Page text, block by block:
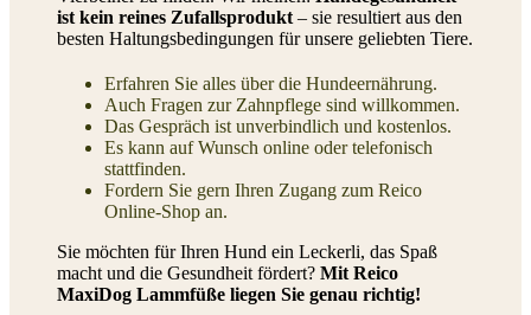
ist kein reines Zufallsprodukt– sie resultiert aus den
besten Haltungsbedingungen für unsere geliebten Tiere.
Erfahren Sie alles über die Hundeernährung.
Auch Fragen zur Zahnpflege sind willkommen.
Das Gespräch ist unverbindlich und kostenlos.
Es kann auf Wunsch online oder telefonisch
stattfinden.
Fordern Sie gern Ihren Zugang zum Reico
Online-Shop an.
Sie möchten für Ihren Hund ein Leckerli, das Spaß
macht und die Gesundheit fördert? Mit Reico
MaxiDog Lammfüße liegen Sie genau richtig!